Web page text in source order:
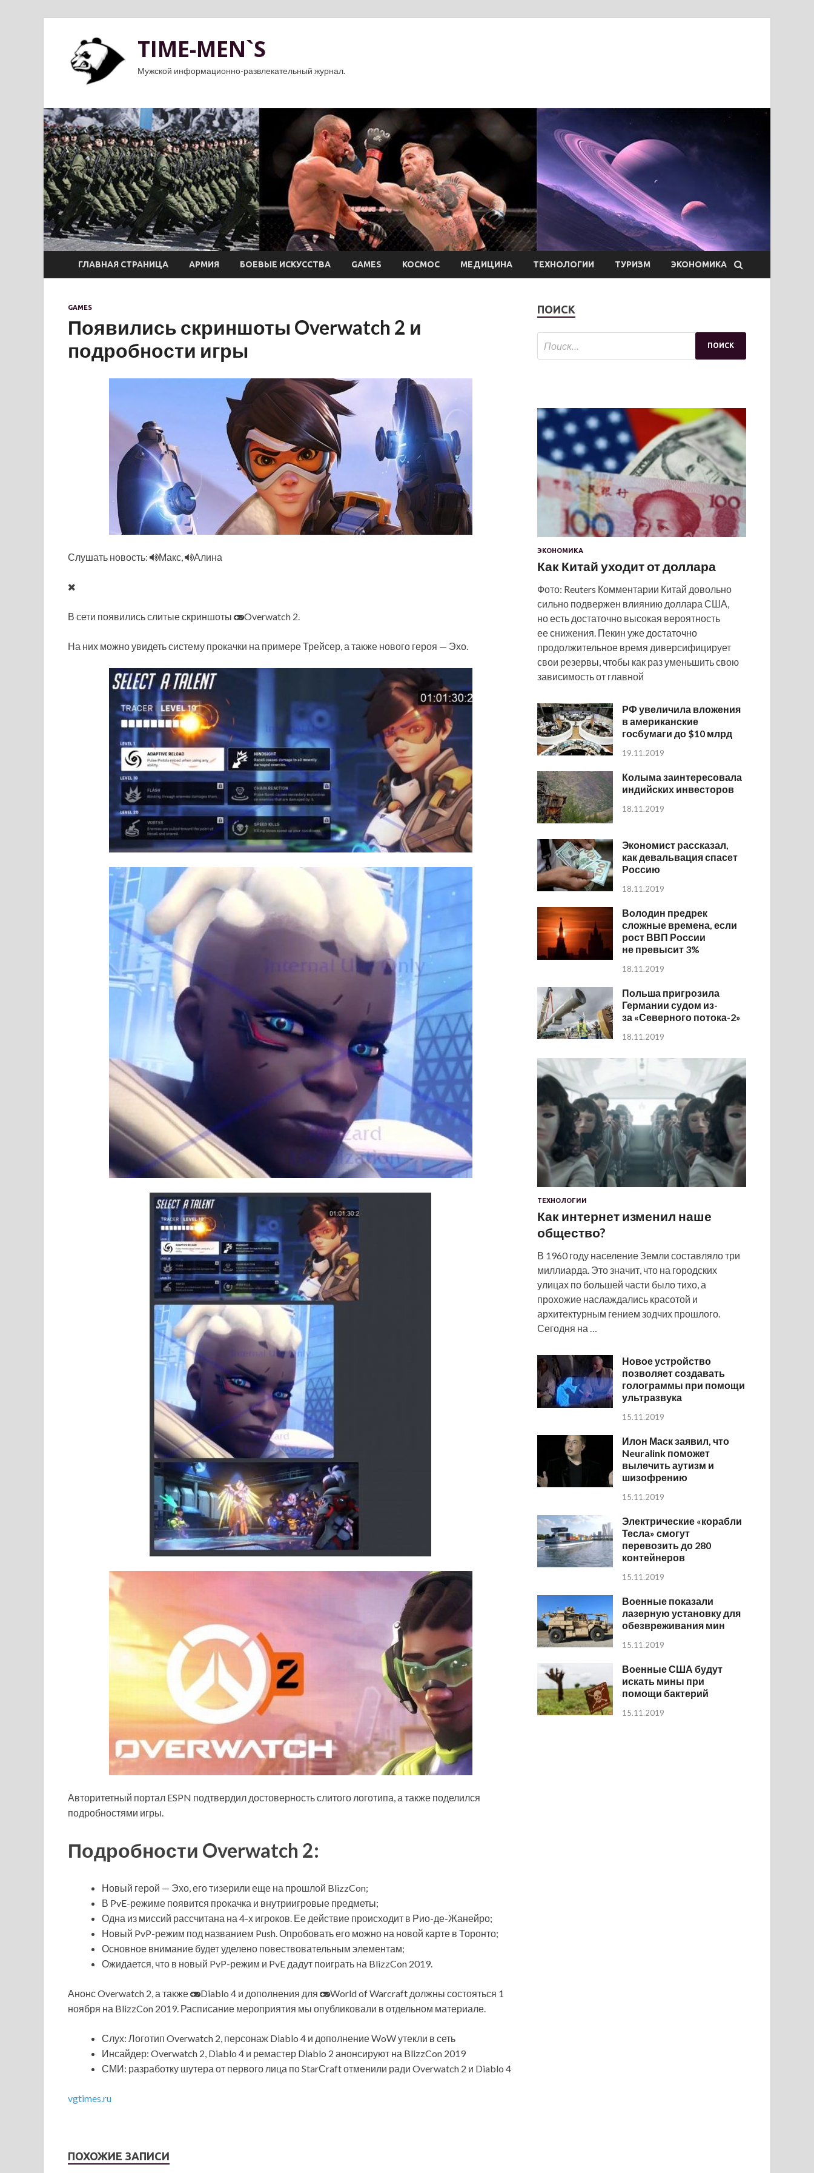
TIME-MEN`S
Мужской информационно-развлекательный журнал.
ГЛАВНАЯ СТРАНИЦА АРМИЯ БОЕВЫЕ ИСКУССТВА GAMES КОСМОС МЕДИЦИНА ТЕХНОЛОГИИ ТУРИЗМ ЭКОНОМИКА
GAMES
Появились скриншоты Overwatch 2 и
подробности игры
Слушать новость: Макс, Алина
В сети появились слитые скриншоты Overwatch 2.
На них можно увидеть систему прокачки на примере Трейсер, а также нового героя — Эхо.
Авторитетный портал ESPN подтвердил достоверность слитого логотипа, а также поделился
подробностями игры.
Подробности Overwatch 2:
Новый герой — Эхо, его тизерили еще на прошлой BlizzCon;
В PvE-режиме появится прокачка и внутриигровые предметы;
Одна из миссий рассчитана на 4-х игроков. Ее действие происходит в Рио-де-Жанейро;
Новый PvP-режим под названием Push. Опробовать его можно на новой карте в Торонто;
Основное внимание будет уделено повествовательным элементам;
Ожидается, что в новый PvP-режим и PvE дадут поиграть на BlizzCon 2019.
Анонс Overwatch 2, а также Diablo 4 и дополнения для
World of Warcraft должны состояться 1
ноября на BlizzCon 2019. Расписание мероприятия мы опубликовали в отдельном материале.
Слух: Логотип Overwatch 2, персонаж Diablo 4 и дополнение WoW утекли в сеть
Инсайдер: Overwatch 2, Diablo 4 и ремастер Diablo 2 анонсируют на BlizzCon 2019
СМИ: разработку шутера от первого лица по StarСraft отменили ради Overwatch 2 и Diablo 4
vgtimes.ru
ПОХОЖИЕ ЗАПИСИ
ПОИСК
ЭКОНОМИКА
Как Китай уходит от доллара
Фото: Reuters Комментарии Китай довольно
сильно подвержен влиянию доллара США,
но есть достаточно высокая вероятность
ее снижения. Пекин уже достаточно
продолжительное время диверсифицирует
свои резервы, чтобы как раз уменьшить свою
зависимость от главной
РФ увеличила вложения
в американские
госбумаги до $10 млрд
19.11.2019
Колыма заинтересовала
индийских инвесторов
18.11.2019
Экономист рассказал,
как девальвация спасет
Россию
18.11.2019
Володин предрек
сложные времена, если
рост ВВП России
не превысит 3%
18.11.2019
Польша пригрозила
Германии судом из-
за «Северного потока-2»
18.11.2019
ТЕХНОЛОГИИ
Как интернет изменил наше
общество?
В 1960 году население Земли составляло три
миллиарда. Это значит, что на городских
улицах по большей части было тихо, а
прохожие наслаждались красотой и
архитектурным гением зодчих прошлого.
Сегодня на …
Новое устройство
позволяет создавать
голограммы при помощи
ультразвука
15.11.2019
Илон Маск заявил, что
Neuralink поможет
вылечить аутизм и
шизофрению
15.11.2019
Электрические «корабли
Тесла» смогут
перевозить до 280
контейнеров
15.11.2019
Военные показали
лазерную установку для
обезвреживания мин
15.11.2019
Военные США будут
искать мины при
помощи бактерий
15.11.2019